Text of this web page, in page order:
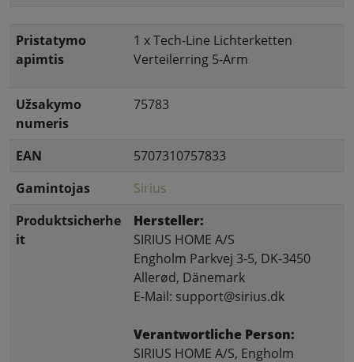
Pristatymo
apimtis
1 x Tech-Line Lichterketten
Verteilerring 5-Arm
Užsakymo
numeris
75783
EAN
5707310757833
Gamintojas
Sirius
Produktsicherhe
it
Hersteller:
SIRIUS HOME A/S
Engholm Parkvej 3-5, DK-3450
Allerød, Dänemark
E-Mail: support@sirius.dk
Verantwortliche Person:
SIRIUS HOME A/S, Engholm